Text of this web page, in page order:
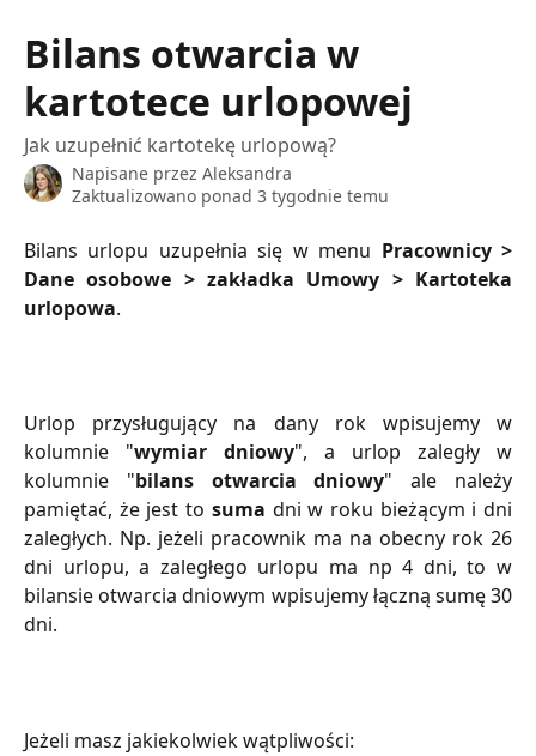
Bilans otwarcia w
kartotece urlopowej
Jak uzupełnić kartotekę urlopową?
Napisane przez Aleksandra
Zaktualizowano ponad 3 tygodnie temu
Bilans urlopu uzupełnia się w menu Pracownicy >
Dane osobowe > zakładka Umowy > Kartoteka
urlopowa.
Urlop przysługujący na dany rok wpisujemy w
kolumnie "wymiar dniowy", a urlop zaległy w
kolumnie "bilans otwarcia dniowy" ale należy
pamiętać, że jest to suma dni w roku bieżącym i dni
zaległych. Np. jeżeli pracownik ma na obecny rok 26
dni urlopu, a zaległego urlopu ma np 4 dni, to w
bilansie otwarcia dniowym wpisujemy łączną sumę 30
dni.
Jeżeli masz jakiekolwiek wątpliwości: